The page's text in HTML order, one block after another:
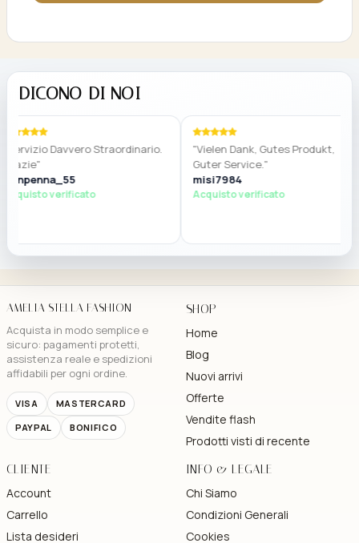
DICONO DI NOI
Davvero Straordinario.
verificato
"Vielen Dank, Gutes Produkt,
Guter Service."
misi7984
Acquisto verificato
AMELIA STELLA FASHION
Acquista in modo semplice e
sicuro: pagamenti protetti,
assistenza reale e spedizioni
affidabili per ogni ordine.
VISA
MASTERCARD
PAYPAL
BONIFICO
SHOP
Home
Blog
Nuovi arrivi
Offerte
Vendite flash
Prodotti visti di recente
CLIENTE
Account
Carrello
Lista desideri
INFO & LEGALE
Chi Siamo
Condizioni Generali
Cookies